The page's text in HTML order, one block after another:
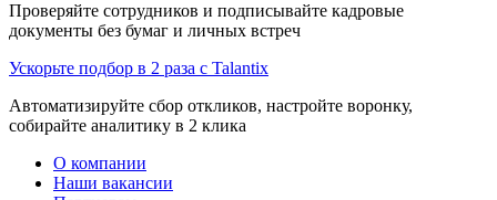
Проверяйте сотрудников и подписывайте кадровые
документы без бумаг и личных встреч
Ускорьте подбор в 2 раза с Talantix
Автоматизируйте сбор откликов, настройте воронку,
собирайте аналитику в 2 клика
О компании
Наши вакансии